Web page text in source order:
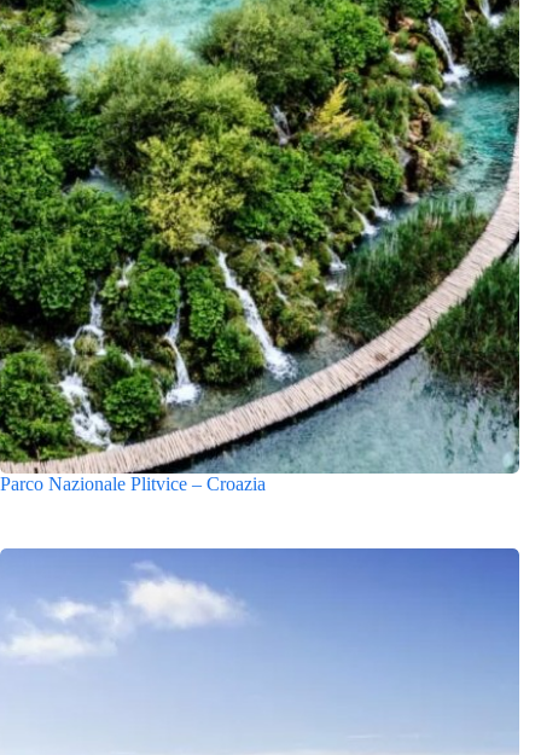
Parco Nazionale Plitvice – Croazia